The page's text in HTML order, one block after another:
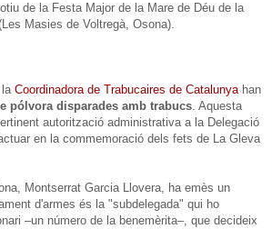
de la Festa Major de la Mare de Déu de la
Masies de Voltregà, Osona).
Coordinadora de Trabucaires de Catalunyahan
pólvora disparades amb trabucs. Aquesta
autorització administrativa a la Delegació
en la commemoració dels fets de La Gleva
Montserrat Garcia Llovera, ha emès un
d'armes és la "subdelegada" qui ho
–un número de la benemèrita–, que decideix